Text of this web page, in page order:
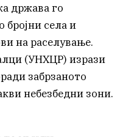
држава го
бројни села и
на раселување.
(УНХЦР) изрази
забрзаното
небезбедни зони.